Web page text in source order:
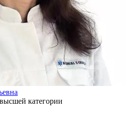
категории